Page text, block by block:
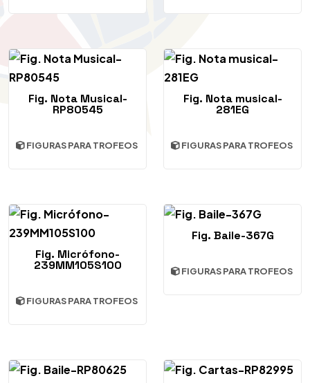
Fig. Nota Musical-
RP80545
FIGURAS PARA TROFEOS
Fig. Nota musical-
281EG
FIGURAS PARA TROFEOS
Fig. Micrófono-
239MM105S100
FIGURAS PARA TROFEOS
Fig. Baile-367G
FIGURAS PARA TROFEOS